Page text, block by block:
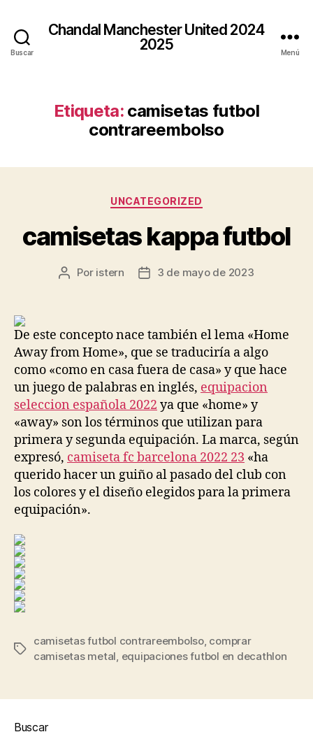
Buscar
Chandal Manchester United 2024
2025
Menú
Etiqueta: camisetas futbol
contrareembolso
Categorías
UNCATEGORIZED
camisetas kappa futbol
Autor
Por istern
Fecha3 de mayo de 2023
De este concepto nace también el lema «Home
Away from Home», que se traduciría a algo
como «como en casa fuera de casa» y que hace
un juego de palabras en inglés, equipacion
seleccion española 2022 ya que «home» y
«away» son los términos que utilizan para
primera y segunda equipación. La marca, según
expresó, camiseta fc barcelona 2022 23 «ha
querido hacer un guiño al pasado del club con
los colores y el diseño elegidos para la primera
equipación».
Etiquetas
camisetas futbol contrareembolso, comprar
camisetas metal, equipaciones futbol en decathlon
Buscar